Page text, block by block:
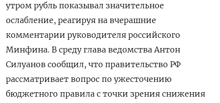
утром ​рубль показывал значительное
ослабление, реагируя на вчерашние ​
комментарии руководителя российского
Минфина. В ‌среду глава ведомства Антон
Силуанов сообщил, что правительство РФ
рассматривает вопрос по ужесточению
бюджетного правила с точки зрения снижения